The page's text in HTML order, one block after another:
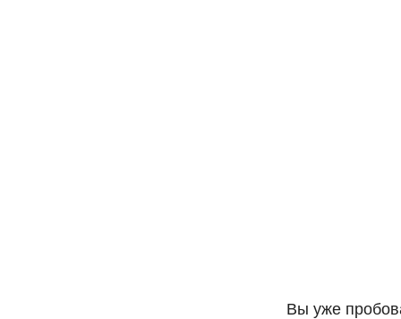
Вы уже